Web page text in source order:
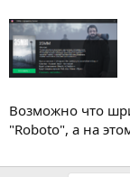
Возможно что
"Roboto", а на